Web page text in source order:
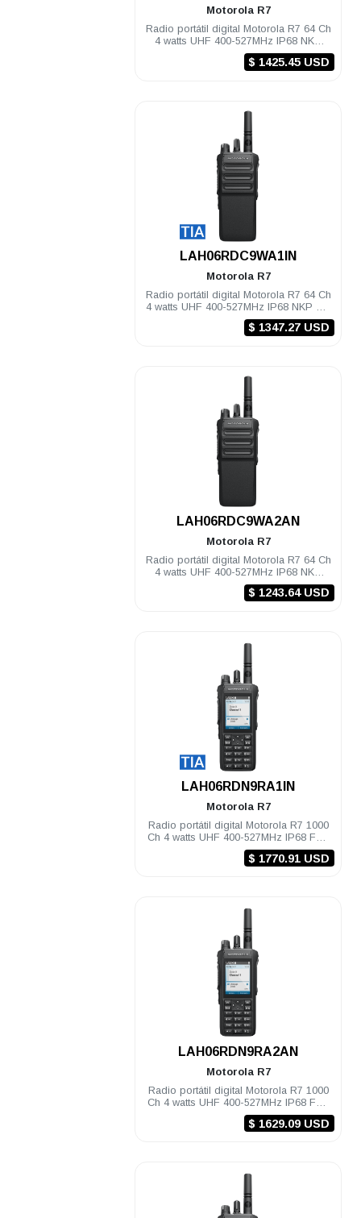
Motorola R7
Radio portátil digital Motorola R7 64 Ch
4 watts UHF 400-527MHz IP68 NKP
Habilitado
$ 1425.45 USD
LAH06RDC9WA1IN
Motorola R7
Radio portátil digital Motorola R7 64 Ch
4 watts UHF 400-527MHz IP68 NKP TIA
Compatible
$ 1347.27 USD
LAH06RDC9WA2AN
Motorola R7
Radio portátil digital Motorola R7 64 Ch
4 watts UHF 400-527MHz IP68 NKP
Compatible
$ 1243.64 USD
LAH06RDN9RA1IN
Motorola R7
Radio portátil digital Motorola R7 1000
Ch 4 watts UHF 400-527MHz IP68 FKP
TIA Habilitado
$ 1770.91 USD
LAH06RDN9RA2AN
Motorola R7
Radio portátil digital Motorola R7 1000
Ch 4 watts UHF 400-527MHz IP68 FKP
Habilitado
$ 1629.09 USD